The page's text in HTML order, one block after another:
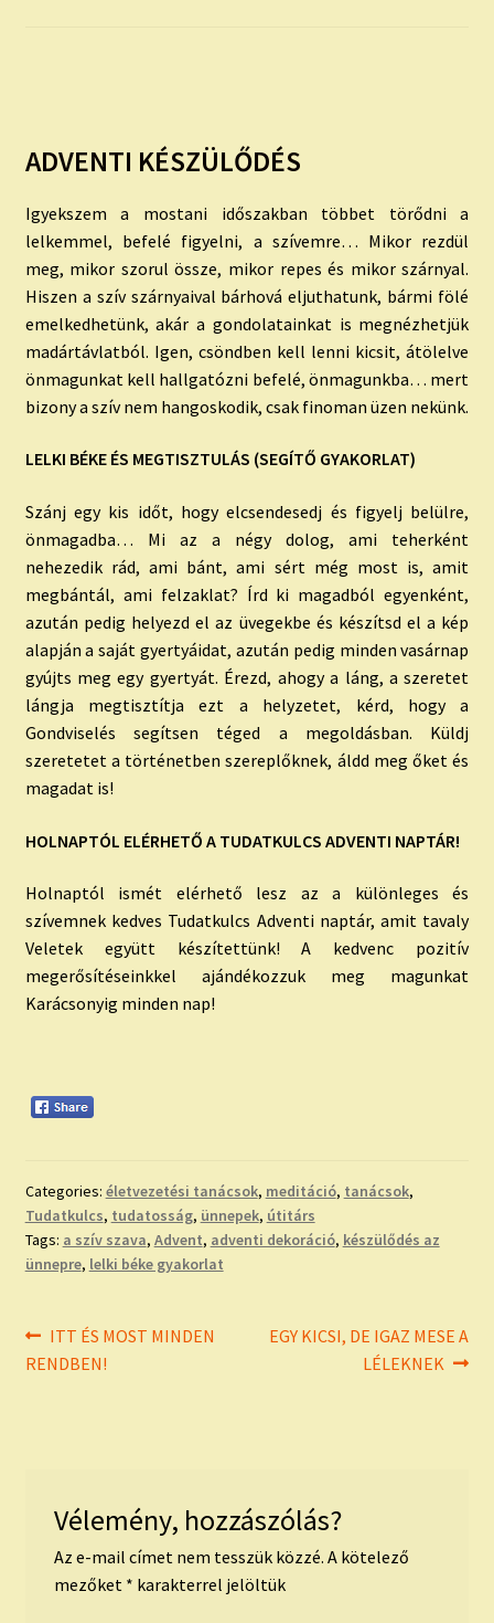
IRATKOZZ FEL A VIDEÓ CSATORNÁNKRA!
TAROT ELEMZÉS MEGRENDELÉSE LIMITÁLT!
AJÁNDÉKOKKAL!
ADVENTI KÉSZÜLŐDÉS
Igyekszem a mostani időszakban többet törődni a
lelkemmel, befelé figyelni, a szívemre… Mikor rezdül
meg, mikor szorul össze, mikor repes és mikor szárnyal.
Hiszen a szív szárnyaival bárhová eljuthatunk, bármi fölé
emelkedhetünk, akár a gondolatainkat is megnézhetjük
madártávlatból. Igen, csöndben kell lenni kicsit, átölelve
önmagunkat kell hallgatózni befelé, önmagunkba… mert
bizony a szív nem hangoskodik, csak finoman üzen nekünk.
LELKI BÉKE ÉS MEGTISZTULÁS (SEGÍTŐ GYAKORLAT)
Szánj egy kis időt, hogy elcsendesedj és figyelj belülre,
önmagadba… Mi az a négy dolog, ami teherként
nehezedik rád, ami bánt, ami sért még most is, amit
megbántál, ami felzaklat? Írd ki magadból egyenként,
azután pedig helyezd el az üvegekbe és készítsd el a kép
alapján a saját gyertyáidat, azután pedig minden vasárnap
gyújts meg egy gyertyát. Érezd, ahogy a láng, a szeretet
lángja megtisztítja ezt a helyzetet, kérd, hogy a
Gondviselés segítsen téged a megoldásban. Küldj
szeretetet a történetben szereplőknek, áldd meg őket és
magadat is!
HOLNAPTÓL ELÉRHETŐ A TUDATKULCS ADVENTI NAPTÁR!
Holnaptól ismét elérhető lesz az a különleges és
szívemnek kedves Tudatkulcs Adventi naptár, amit tavaly
Veletek együtt készítettünk! A kedvenc pozitív
megerősítéseinkkel ajándékozzuk meg magunkat
Karácsonyig minden nap!
Categories: életvezetési tanácsok, meditáció, tanácsok,
Tudatkulcs, tudatosság, ünnepek, útitárs
Tags: a szív szava, Advent, adventi dekoráció, készülődés az
ünnepre, lelki béke gyakorlat
Bejegyzés
navigáció
Previous
post:
ITT ÉS MOST MINDEN
RENDBEN!
Next
EGY KICSI, DE IGAZ MESE A
LÉLEKNEK
Vélemény, hozzászólás?
Az e-mail címet nem tesszük közzé. A kötelező
mezőket * karakterrel jelöltük